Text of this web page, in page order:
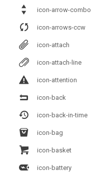
icon-arrow-combo
icon-arrows-ccw
icon-attach
icon-attach-line
icon-attention
icon-back
icon-back-in-time
icon-bag
icon-basket
icon-battery